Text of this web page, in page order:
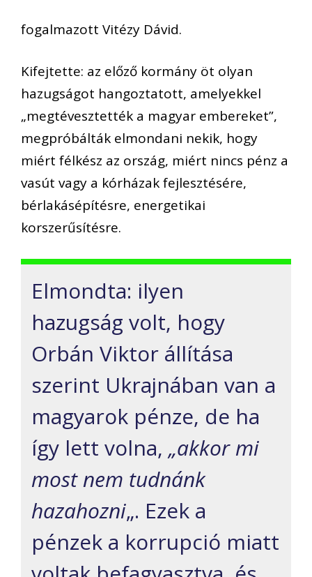
fogalmazott Vitézy Dávid.
Kifejtette: az előző kormány öt olyan
hazugságot hangoztatott, amelyekkel
„megtévesztették a magyar embereket”,
megpróbálták elmondani nekik, hogy
miért félkész az ország, miért nincs pénz a
vasút vagy a kórházak fejlesztésére,
bérlakásépítésre, energetikai
korszerűsítésre.
Elmondta: ilyen
hazugság volt, hogy
Orbán Viktor állítása
szerint Ukrajnában van a
magyarok pénze, de ha
így lett volna, „akkor mi
most nem tudnánk
hazahozni„. Ezek a
pénzek a korrupció miatt